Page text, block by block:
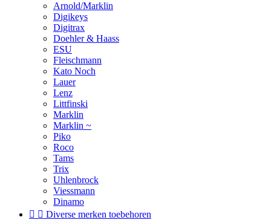
Arnold/Marklin
Digikeys
Digitrax
Doehler & Haass
ESU
Fleischmann
Kato Noch
Lauer
Lenz
Littfinski
Marklin
Marklin ~
Piko
Roco
Tams
Trix
Uhlenbrock
Viessmann
Dinamo
  Diverse merken toebehoren